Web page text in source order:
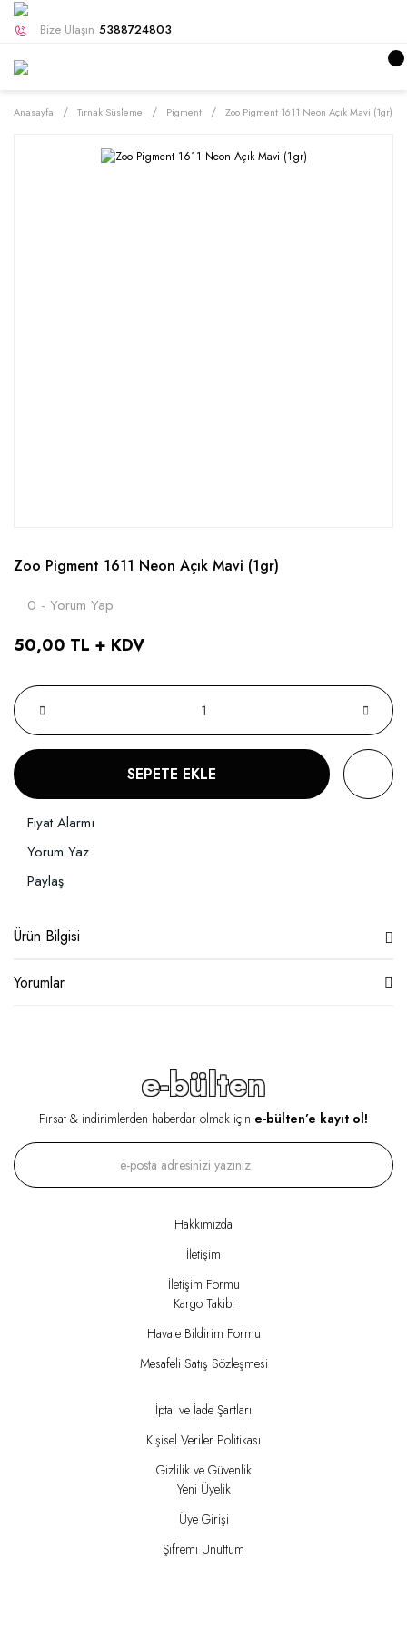
Bize Ulaşın 5388724803
Anasayfa Tırnak Süsleme Pigment Zoo Pigment 1611 Neon Açık Mavi (1gr)
Zoo Pigment 1611 Neon Açık Mavi (1gr)
0 - Yorum Yap
50,00 TL + KDV
SEPETE EKLE
Fiyat Alarmı
Yorum Yaz
Paylaş
Ürün Bilgisi
Yorumlar
e-bülten
Fırsat & indirimlerden haberdar olmak için e-bülten’e kayıt ol!
Hakkımızda
İletişim
İletişim Formu
Kargo Takibi
Havale Bildirim Formu
Mesafeli Satış Sözleşmesi
İptal ve İade Şartları
Kişisel Veriler Politikası
Gizlilik ve Güvenlik
Yeni Üyelik
Üye Girişi
Şifremi Unuttum